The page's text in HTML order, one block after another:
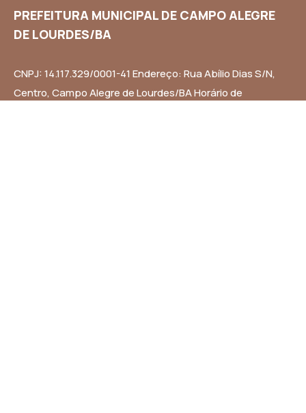
PREFEITURA MUNICIPAL DE CAMPO ALEGRE
DE LOURDES/BA
CNPJ: 14.117.329/0001-41 Endereço: Rua Abílio Dias S/N,
Centro, Campo Alegre de Lourdes/BA Horário de